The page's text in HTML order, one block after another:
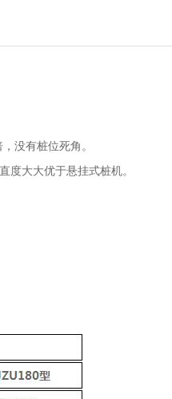
没有桩位死角。
度大大优于悬挂式桩机。